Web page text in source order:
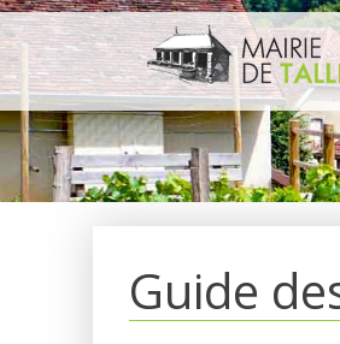
Aller
au
contenu
Guide